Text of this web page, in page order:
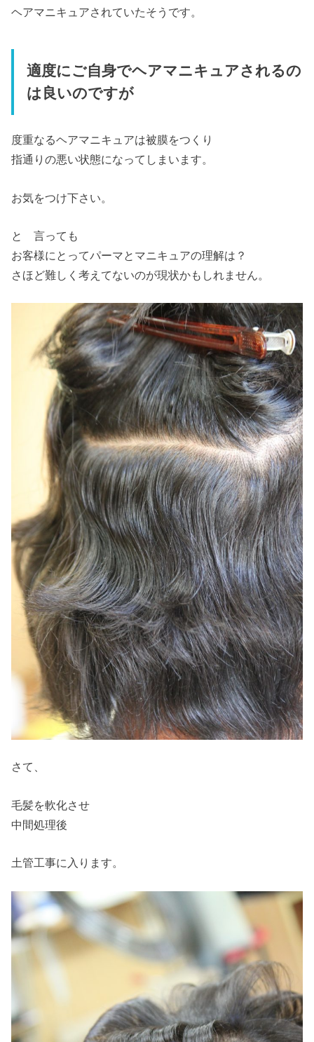
ヘアマニキュアされていたそうです。
適度にご自身でヘアマニキュアされるの
は良いのですが
度重なるヘアマニキュアは被膜をつくり
指通りの悪い状態になってしまいます。
お気をつけ下さい。
と 言っても
お客様にとってパーマとマニキュアの理解は？
さほど難しく考えてないのが現状かもしれません。
さて、
毛髪を軟化させ
中間処理後
土管工事に入ります。